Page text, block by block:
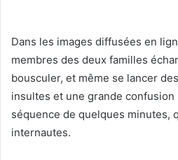
Dans les images diffusées en
membres des deux familles
bousculer, et même se lancer
insultes et une grande
séquence de quelques minutes,
internautes.